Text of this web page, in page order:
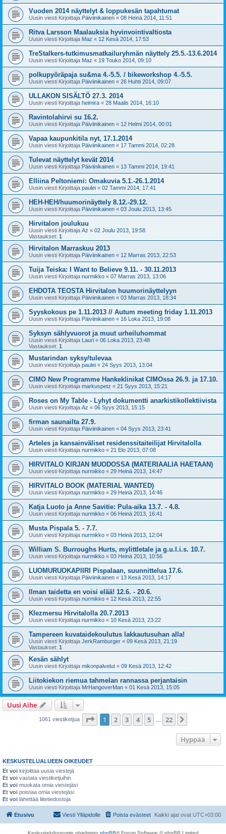
Vuoden 2014 näyttelyt & loppukesän tapahtumat
Uusin viesti Kirjoittaja Päiviinikainen « 08 Heinä 2014, 11:51
Ritva Larsson Maalauksia hyvinvointivaltiosta
Uusin viesti Kirjoittaja Maz « 12 Kesä 2014, 17:53
TreStalkers-tutkimusmatkailuryhmän näyttely 25.5.-13.6.2014
Uusin viesti Kirjoittaja Maz « 19 Touko 2014, 09:10
polkupyöräpaja su&ma 4.-5.5. / bikeworkshop 4.-5.5.
Uusin viesti Kirjoittaja Päiviinikainen « 26 Huhti 2014, 09:07
ULLAKON SISÄLTÖ 27.3. 2014
Uusin viesti Kirjoittaja heimira « 28 Maalis 2014, 16:10
Ravintolahirvi su 16.2.
Uusin viesti Kirjoittaja Päiviinikainen « 12 Helmi 2014, 00:01
Vapaa kaupunkitila nyt, 17.1.2014
Uusin viesti Kirjoittaja Päiviinikainen « 17 Tammi 2014, 02:28
Tulevat näyttelyt kevät 2014
Uusin viesti Kirjoittaja Päiviinikainen « 13 Tammi 2014, 19:41
Elliina Peltoniemi: Omakuvia 5.1.-26.1.2014
Uusin viesti Kirjoittaja paulei « 02 Tammi 2014, 17:41
HEH-HEH/huumorinäyttely 8.12.-29.12.
Uusin viesti Kirjoittaja Päiviinikainen « 03 Joulu 2013, 13:45
Hirvitalon joulukuu
Uusin viesti Kirjoittaja Az « 02 Joulu 2013, 19:58
Vastaukset: 1
Hirvitalon Marraskuu 2013
Uusin viesti Kirjoittaja Päiviinikainen « 12 Marras 2013, 22:53
Tuija Teiska: I Want to Believe 9.11. - 30.11.2013
Uusin viesti Kirjoittaja nurmikko « 07 Marras 2013, 13:06
EHDOTA TEOSTA Hirvitalon huumorinäyttelyyn
Uusin viesti Kirjoittaja Päiviinikainen « 03 Marras 2013, 18:34
Syyskokous pe 1.11.2013 // Autum meeting friday 1.11.2013
Uusin viesti Kirjoittaja Päiviinikainen « 16 Loka 2013, 19:08
Syksyn sählyvuorot ja muut urheiluhommat
Uusin viesti Kirjoittaja Lauri « 06 Loka 2013, 23:48
Vastaukset: 1
Mustarindan syksy/tulevaa
Uusin viesti Kirjoittaja paulei « 24 Syys 2013, 13:04
CIMO New Programme Hankeklinikat CIMOssa 26.9. ja 17.10.
Uusin viesti Kirjoittaja markuspetz « 21 Syys 2013, 15:21
Roses on My Table - Lyhyt dokumentti anarkistikollektiivista
Uusin viesti Kirjoittaja Az « 06 Syys 2013, 15:15
firman saunailta 27.9.
Uusin viesti Kirjoittaja Päiviinikainen « 04 Syys 2013, 23:41
Arteles ja kansainväliset residenssitaiteilijat Hirvitalolla
Uusin viesti Kirjoittaja nurmikko « 21 Elo 2013, 07:08
HIRVITALO KIRJAN MUODOSSA (MATERIAALIA HAETAAN)
Uusin viesti Kirjoittaja nurmikko « 29 Heinä 2013, 14:47
HIRVITALO BOOK (MATERIAL WANTED)
Uusin viesti Kirjoittaja nurmikko « 29 Heinä 2013, 14:46
Katja Luoto ja Anne Savitie: Pula-aika 13.7. - 4.8.
Uusin viesti Kirjoittaja nurmikko « 06 Heinä 2013, 16:41
Musta Pispala 5. - 7.7.
Uusin viesti Kirjoittaja nurmikko « 03 Heinä 2013, 12:04
William S. Burroughs Hurts, mylittletale ja g.u.l.i.s. 10.7.
Uusin viesti Kirjoittaja nurmikko « 03 Heinä 2013, 10:56
LUOMURUOKAPIIRI Pispalaan, suunnittelua 17.6.
Uusin viesti Kirjoittaja Päiviinikainen « 13 Kesä 2013, 14:17
Ilman taidetta en voisi elää! 12.6. - 20.6.
Uusin viesti Kirjoittaja nurmikko « 12 Kesä 2013, 22:55
Klezmersu Hirvitalolla 20.7.2013
Uusin viesti Kirjoittaja nurmikko « 10 Kesä 2013, 23:22
Tampereen kuvataidekoulutus lakkautusuhan alla!
Uusin viesti Kirjoittaja JerkRamburger « 09 Kesä 2013, 21:19
Vastaukset: 1
Kesän sählyt
Uusin viesti Kirjoittaja mikonpalvelut « 09 Kesä 2013, 12:42
Liitokiekon riemua tahmelan rannassa perjantaisin
Uusin viesti Kirjoittaja MrHangoverMan « 01 Kesä 2013, 15:05
Uusi Aihe
1061 viestiketjua Sivu /22
1 2 3 4 5 22
Hyppää
KESKUSTELUALUEEN OIKEUDET
Et voi kirjoittaa uusia viestejä
Et voi vastata viestiketjuihin
Et voi muokata omia viestejäsi
Et voi poistaa omia viestejäsi
Et voi lähettää liitetiedostoja
Etusivu Kaikki ajat ovat UTC+03:00
Poista evästeet
Viesti Ylläpidolle
Keskustelufoorumin ohjelmisto phpBB® Forum Software © phpBB Limited